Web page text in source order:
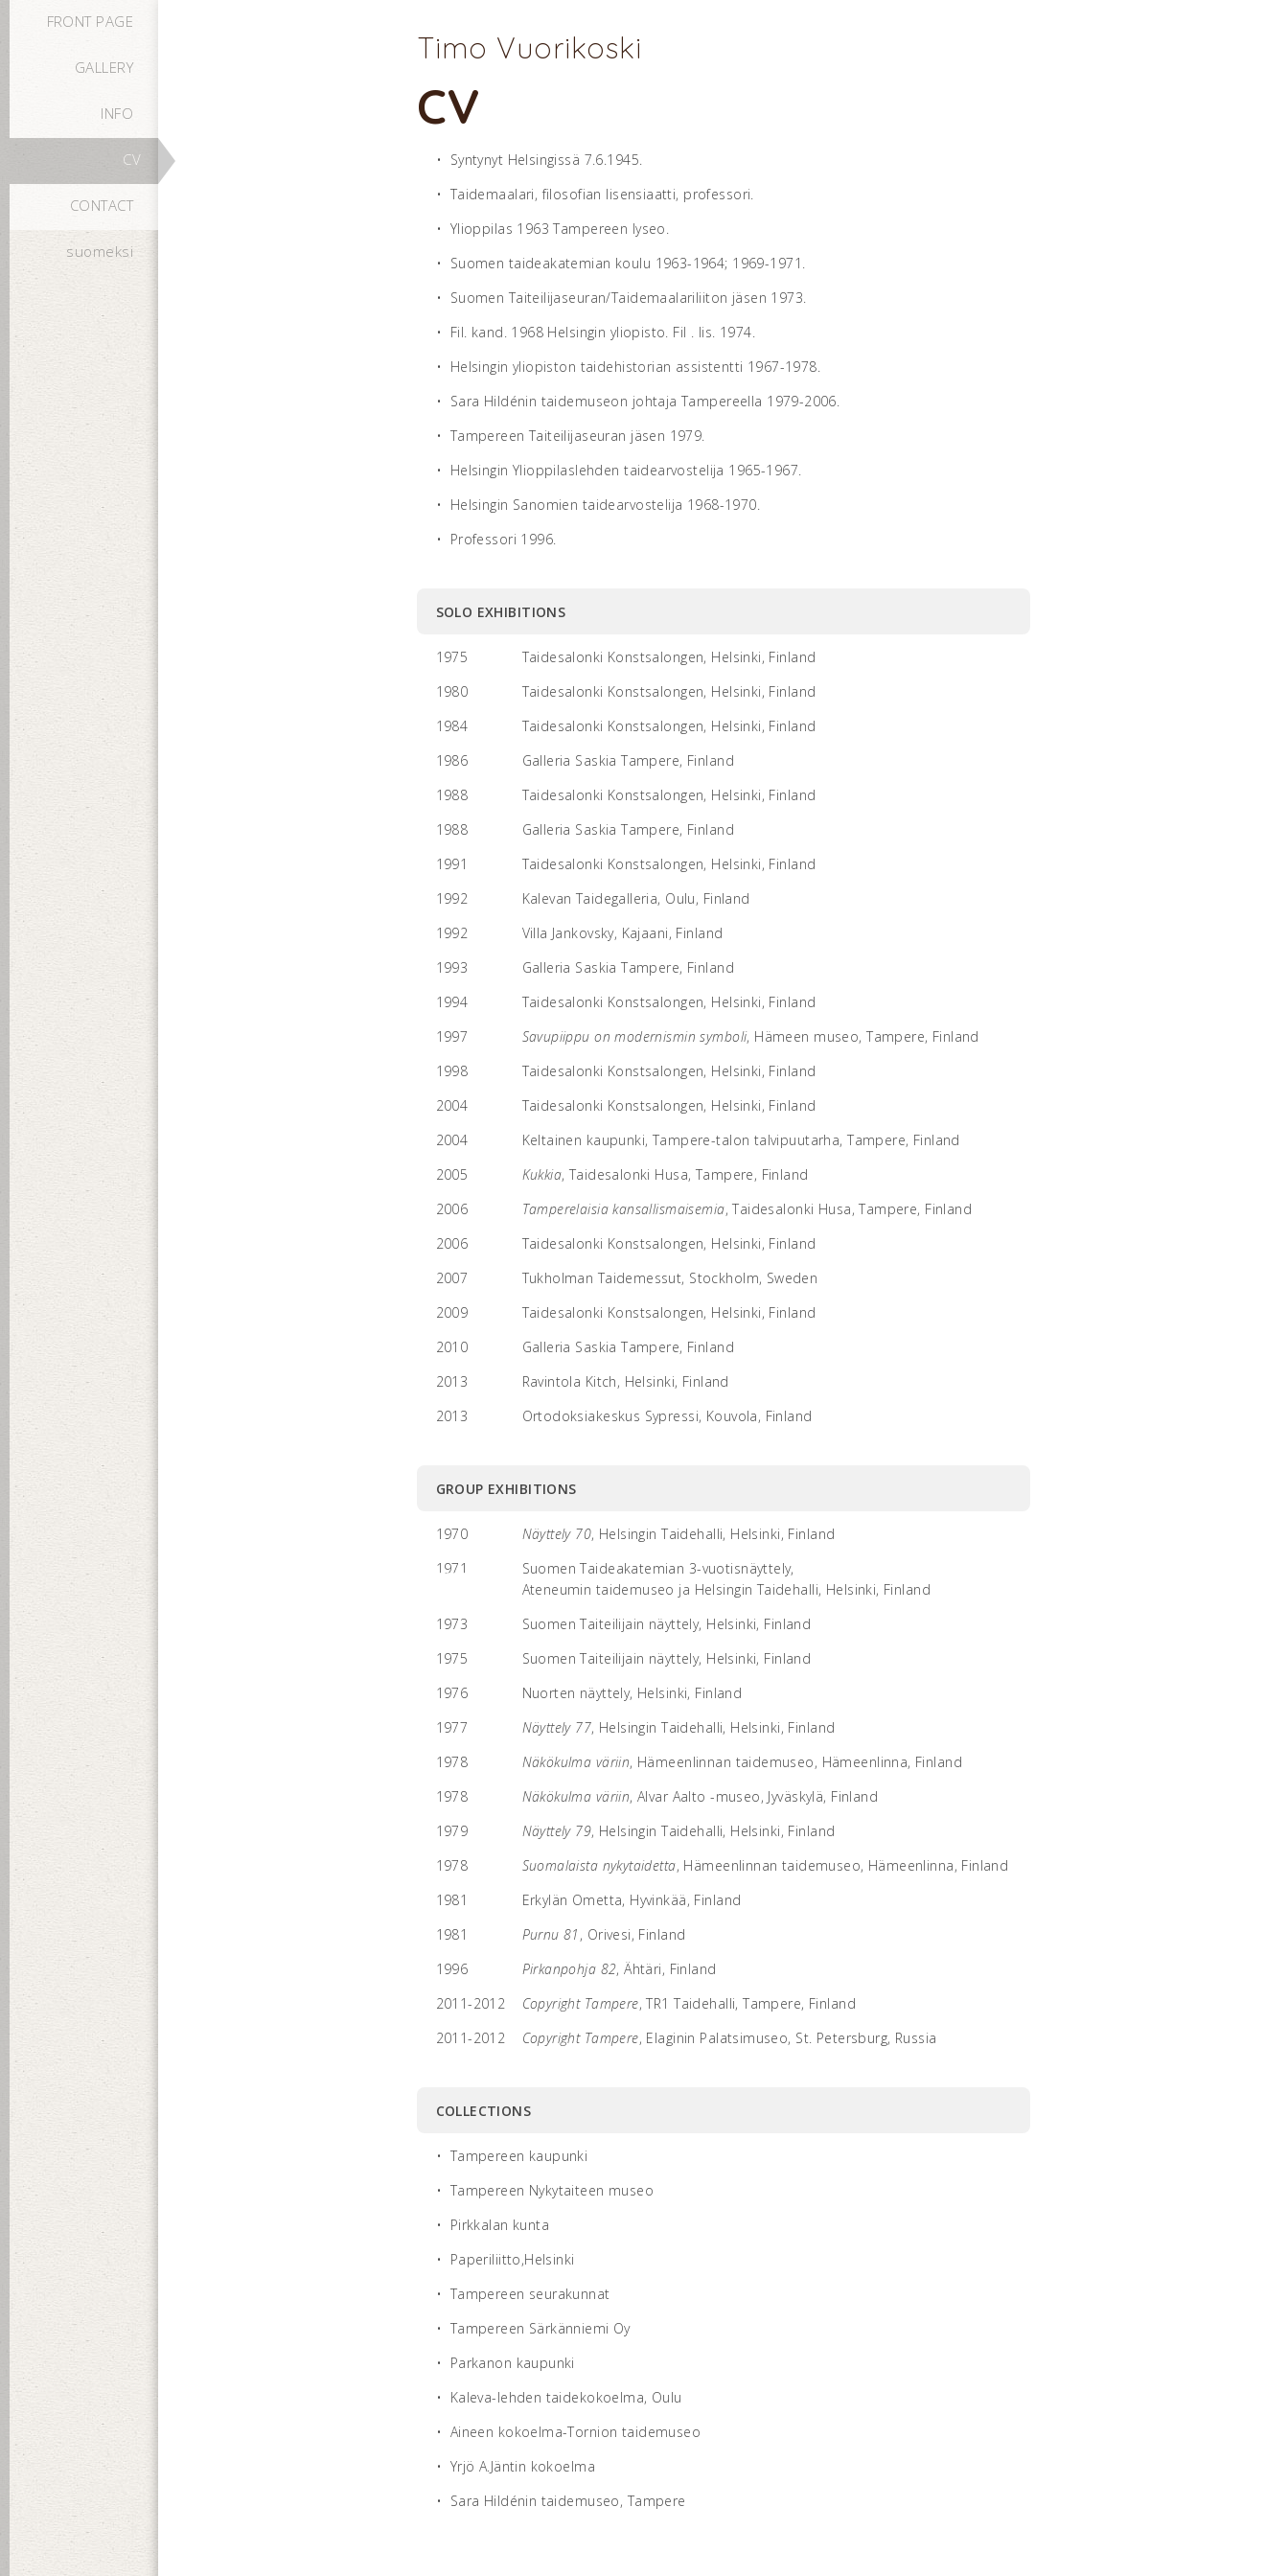
FRONT PAGE
GALLERY
INFO
CV
CONTACT
suomeksi
Timo Vuorikoski
CV
• Syntynyt Helsingissä 7.6.1945.
• Taidemaalari, filosofian lisensiaatti, professori.
• Ylioppilas 1963 Tampereen lyseo.
• Suomen taideakatemian koulu 1963-1964; 1969-1971.
• Suomen Taiteilijaseuran/Taidemaalariliiton jäsen 1973.
• Fil. kand. 1968 Helsingin yliopisto. Fil . lis. 1974.
• Helsingin yliopiston taidehistorian assistentti 1967-1978.
• Sara Hildénin taidemuseon johtaja Tampereella 1979-2006.
• Tampereen Taiteilijaseuran jäsen 1979.
• Helsingin Ylioppilaslehden taidearvostelija 1965-1967.
• Helsingin Sanomien taidearvostelija 1968-1970.
• Professori 1996.
SOLO EXHIBITIONS
1975
Taidesalonki Konstsalongen, Helsinki, Finland
1980
Taidesalonki Konstsalongen, Helsinki, Finland
1984
Taidesalonki Konstsalongen, Helsinki, Finland
1986
Galleria Saskia Tampere, Finland
1988
Taidesalonki Konstsalongen, Helsinki, Finland
1988
Galleria Saskia Tampere, Finland
1991
Taidesalonki Konstsalongen, Helsinki, Finland
1992
Kalevan Taidegalleria, Oulu, Finland
1992
Villa Jankovsky, Kajaani, Finland
1993
Galleria Saskia Tampere, Finland
1994
Taidesalonki Konstsalongen, Helsinki, Finland
1997
Savupiippu on modernismin symboli, Hämeen museo, Tampere, Finland
1998
Taidesalonki Konstsalongen, Helsinki, Finland
2004
Taidesalonki Konstsalongen, Helsinki, Finland
2004
Keltainen kaupunki, Tampere-talon talvipuutarha, Tampere, Finland
2005
Kukkia, Taidesalonki Husa, Tampere, Finland
2006
Tamperelaisia kansallismaisemia, Taidesalonki Husa, Tampere, Finland
2006
Taidesalonki Konstsalongen, Helsinki, Finland
2007
Tukholman Taidemessut, Stockholm, Sweden
2009
Taidesalonki Konstsalongen, Helsinki, Finland
2010
Galleria Saskia Tampere, Finland
2013
Ravintola Kitch, Helsinki, Finland
2013
Ortodoksiakeskus Sypressi, Kouvola, Finland
GROUP EXHIBITIONS
1970 Näyttely 70, Helsingin Taidehalli, Helsinki, Finland
1971
Suomen Taideakatemian 3-vuotisnäyttely,
1971
Ateneumin taidemuseo ja Helsingin Taidehalli, Helsinki, Finland
1973
Suomen Taiteilijain näyttely, Helsinki, Finland
1975
Suomen Taiteilijain näyttely, Helsinki, Finland
1976
Nuorten näyttely, Helsinki, Finland
1977
Näyttely 77, Helsingin Taidehalli, Helsinki, Finland
1978
Näkökulma väriin, Hämeenlinnan taidemuseo, Hämeenlinna, Finland
1978
Näkökulma väriin, Alvar Aalto -museo, Jyväskylä, Finland
1979
Näyttely 79, Helsingin Taidehalli, Helsinki, Finland
1978
Suomalaista nykytaidetta, Hämeenlinnan taidemuseo, Hämeenlinna, Finland
1981
Erkylän Ometta, Hyvinkää, Finland
1981
Purnu 81 , Orivesi, Finland
1996
Pirkanpohja 82, Ähtäri, Finland
2011-2012
Copyright Tampere, TR1 Taidehalli, Tampere, Finland
2011-2012
Copyright Tampere, Elaginin Palatsimuseo, St. Petersburg, Russia
COLLECTIONS
• Tampereen kaupunki
• Tampereen Nykytaiteen museo
• Pirkkalan kunta
• Paperiliitto,Helsinki
• Tampereen seurakunnat
• Tampereen Särkänniemi Oy
• Parkanon kaupunki
• Kaleva-lehden taidekokoelma, Oulu
• Aineen kokoelma-Tornion taidemuseo
• Yrjö A.Jäntin kokoelma
• Sara Hildénin taidemuseo, Tampere